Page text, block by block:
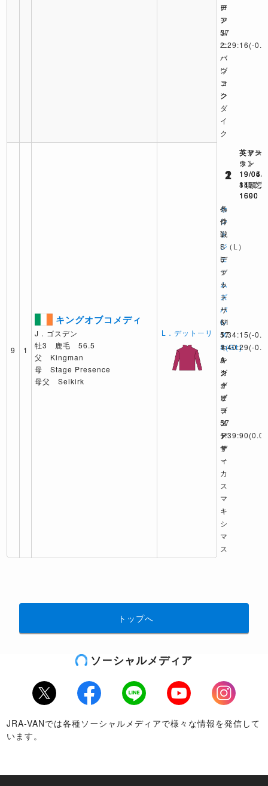
ロ
ー
ム
ー
ア
57
2:29:16(-
バ
ン
コ
ク
ア
ン
ソ
ニ
ー
ヴ
ァ
ン
ダ
イ
ク
9 1
キングオブコメディ
J．ゴスデン
牡3 鹿毛 56.5
父 Kingman
母 Stage Presence
母父 Selkirk
L．デットーリ
2
英アス
ット
19/06/
11頭 芝
1590
セ
ン
ト
ジ
ェ
ー
ム
ズ
パ
レ
ス
S(G1)
A
カ
ー
ビ
ー
57
1:39:90(0.0)
サ
ー
カ
ス
マ
キ
シ
マ
ス
1
英サン
ウン
19/05/
8頭 芝
1600
ヘ
ロ
ン
S（L）
L
デ
ッ
ト
ー
リ
57
1:40:29(-
キ
ン
グ
オ
ブ
コ
メ
デ
ィ
1
英ヤー
ス
19/04/
14頭 芝
1600
条
件
戦
L
デ
ッ
ト
ー
リ
61
1:34:15(-
キ
ン
グ
オ
ブ
コ
メ
デ
ィ
トップへ
ソーシャルメディア
Twitter Facebook LINE Youtube
Instagram
JRA-VANでは各種ソーシャルメディアで様々な情報を発信して
います。